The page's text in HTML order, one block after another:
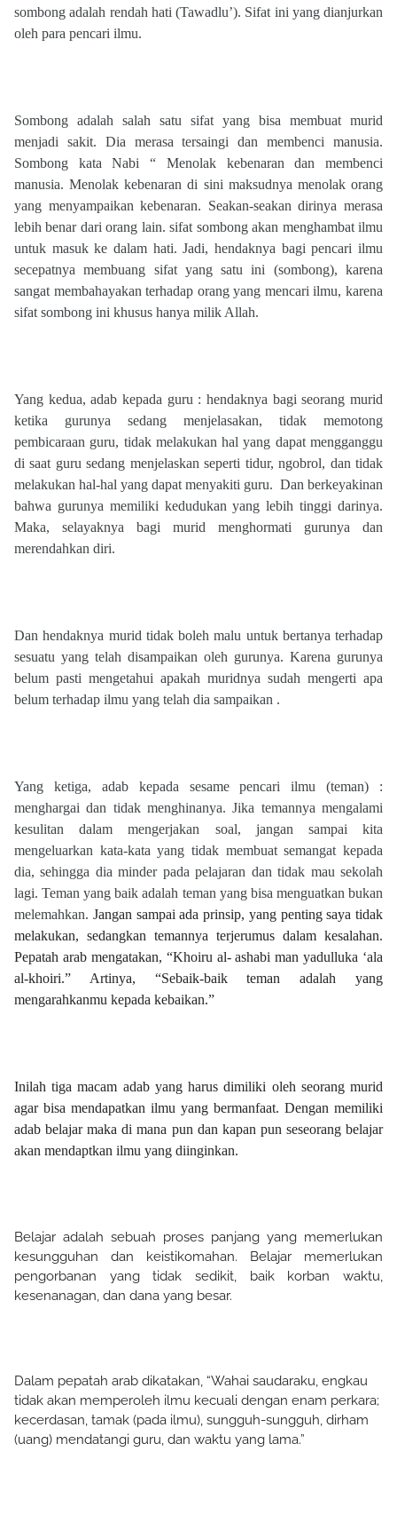
sombong adalah rendah hati (Tawadlu’). Sifat ini yang dianjurkan
oleh para pencari ilmu.
Sombong adalah salah satu sifat yang bisa membuat murid
menjadi sakit. Dia merasa tersaingi dan membenci manusia.
Sombong kata Nabi “ Menolak kebenaran dan membenci
manusia. Menolak kebenaran di sini maksudnya menolak orang
yang menyampaikan kebenaran. Seakan-seakan dirinya merasa
lebih benar dari orang lain. sifat sombong akan menghambat ilmu
untuk masuk ke dalam hati. Jadi, hendaknya bagi pencari ilmu
secepatnya membuang sifat yang satu ini (sombong), karena
sangat membahayakan terhadap orang yang mencari ilmu, karena
sifat sombong ini khusus hanya milik Allah.
Yang kedua, adab kepada guru : hendaknya bagi seorang murid
ketika gurunya sedang menjelasakan, tidak memotong
pembicaraan guru, tidak melakukan hal yang dapat mengganggu
di saat guru sedang menjelaskan seperti tidur, ngobrol, dan tidak
melakukan hal-hal yang dapat menyakiti guru. Dan berkeyakinan
bahwa gurunya memiliki kedudukan yang lebih tinggi darinya.
Maka, selayaknya bagi murid menghormati gurunya dan
merendahkan diri.
Dan hendaknya murid tidak boleh malu untuk bertanya terhadap
sesuatu yang telah disampaikan oleh gurunya. Karena gurunya
belum pasti mengetahui apakah muridnya sudah mengerti apa
belum terhadap ilmu yang telah dia sampaikan .
Yang ketiga, adab kepada sesame pencari ilmu (teman) :
menghargai dan tidak menghinanya. Jika temannya mengalami
kesulitan dalam mengerjakan soal, jangan sampai kita
mengeluarkan kata-kata yang tidak membuat semangat kepada
dia, sehingga dia minder pada pelajaran dan tidak mau sekolah
lagi. Teman yang baik adalah teman yang bisa menguatkan bukan
melemahkan. Jangan sampai ada prinsip, yang penting saya tidak
melakukan, sedangkan temannya terjerumus dalam kesalahan.
Pepatah arab mengatakan, “Khoiru al- ashabi man yadulluka ‘ala
al-khoiri.” Artinya, “Sebaik-baik teman adalah yang
mengarahkanmu kepada kebaikan.”
Inilah tiga macam adab yang harus dimiliki oleh seorang murid
agar bisa mendapatkan ilmu yang bermanfaat. Dengan memiliki
adab belajar maka di mana pun dan kapan pun seseorang belajar
akan mendaptkan ilmu yang diinginkan.
Belajar adalah sebuah proses panjang yang memerlukan
kesungguhan dan keistikomahan. Belajar memerlukan
pengorbanan yang tidak sedikit, baik korban waktu,
kesenanagan, dan dana yang besar.
Dalam pepatah arab dikatakan, “Wahai saudaraku, engkau
tidak akan memperoleh ilmu kecuali dengan enam perkara;
kecerdasan, tamak (pada ilmu), sungguh-sungguh, dirham
(uang) mendatangi guru, dan waktu yang lama.”